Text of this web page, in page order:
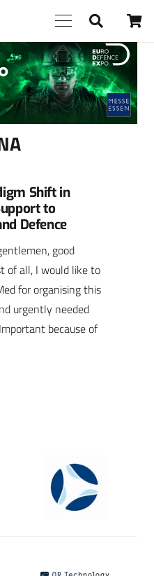
Shift in
to
Defence
good
of all, I would like to
for organising this
urgently needed
because of